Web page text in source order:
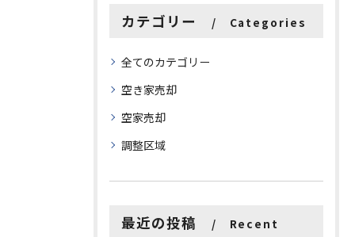
カテゴリー Categories
全てのカテゴリー
空き家売却
空家売却
調整区域
最近の投稿
Recent